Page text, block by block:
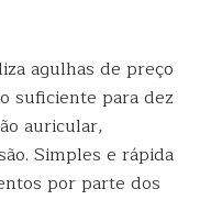
agulhas de preço
suficiente para dez
auricular,
Simples e rápida
por parte dos